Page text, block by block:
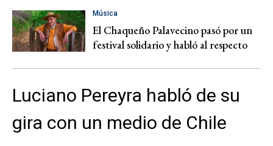
Música
El Chaqueño Palavecino pasó por un
festival solidario y habló al respecto
Luciano Pereyra habló de su
gira con un medio de Chile